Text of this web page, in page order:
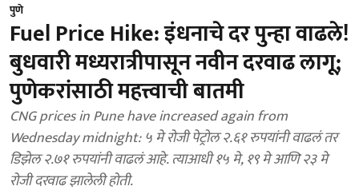
पुणे
Fuel Price Hike: इंधनाचे दर पुन्हा वाढले!
बुधवारी मध्यरात्रीपासून नवीन दरवाढ लागू;
पुणेकरांसाठी महत्त्वाची बातमी
CNG prices in Pune have increased again from
Wednesday midnight: ५ मे रोजी पेट्रोल २.६१ रुपयांनी वाढलं तर
डिझेल २.७१ रुपयांनी वाढलं आहे. त्याआधी १५ मे, १९ मे आणि २३ मे
रोजी दरवाढ झालेली होती.